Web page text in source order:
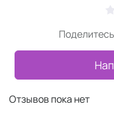
Отзывов пока нет